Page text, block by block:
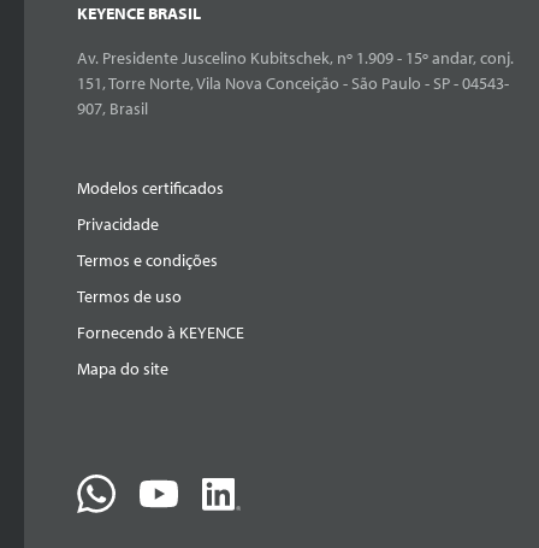
KEYENCE BRASIL
Av. Presidente Juscelino Kubitschek, nº 1.909 - 15º andar, conj.
151, Torre Norte, Vila Nova Conceição - São Paulo - SP - 04543-
907, Brasil
Modelos certificados
Privacidade
Termos e condições
Termos de uso
Fornecendo à KEYENCE
Mapa do site